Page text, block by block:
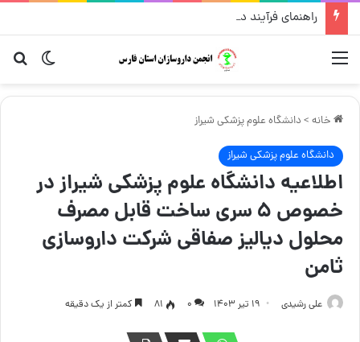
راهنمای فرآیند درخواست تغییر محل داروخانه
تغییر منو
خانه > دانشگاه علوم پزشکی شیراز
دانشگاه علوم پزشکی شیراز
اطلاعیه دانشگاه علوم پزشکی شیراز در
خصوص ۵ سری ساخت قابل مصرف
محلول دیالیز صفاقی شرکت داروسازی
ثامن
علی رشیدی ۱۹ تیر ۱۴۰۳ ۰ 81 کمتر از یک دقیقه